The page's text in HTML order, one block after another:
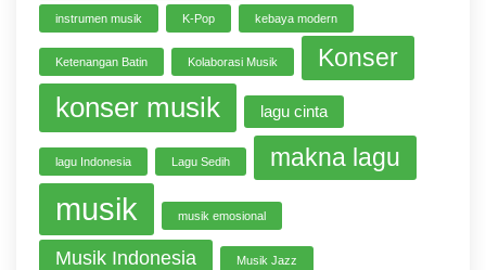
instrumen musik K-Pop kebaya modern
Ketenangan Batin Kolaborasi Musik Konser
konser musik lagu cinta
lagu Indonesia Lagu Sedih makna lagu
musik musik emosional
Musik Indonesia Musik Jazz